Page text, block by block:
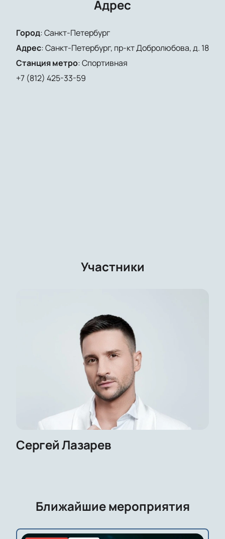
Адрес
Город:Санкт-Петербург
Адрес:Санкт-Петербург, пр-кт Добролюбова, д. 18
Станция метро:Спортивная
+7 (812) 425-33-59
Участники
Сергей Лазарев
Ближайшие мероприятия